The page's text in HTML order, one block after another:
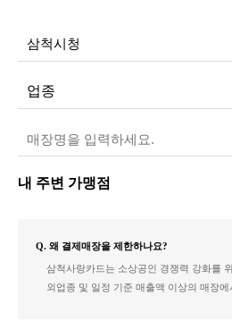
업종
내 주변 가맹점
Q. 왜 결제매장을 제한하나요?
삼척사랑카드는 소상공인 경쟁력 강화를
외업종 및 일정 기준 매출액 이상의 매장에